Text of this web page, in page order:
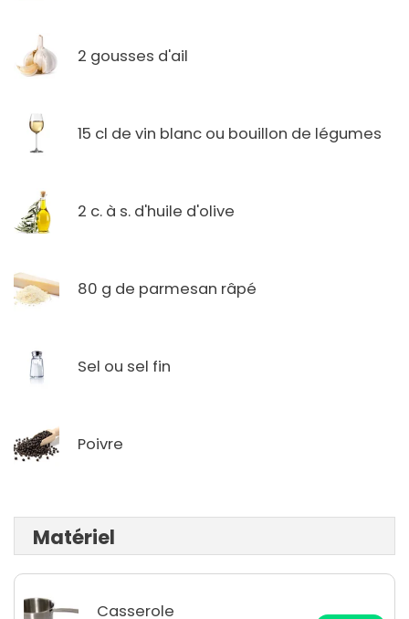
2 gousses d'ail
15 cl de vin blanc ou bouillon de légumes
2 c. à s. d'huile d'olive
80 g de parmesan râpé
Sel ou sel fin
Poivre
Matériel
Casserole